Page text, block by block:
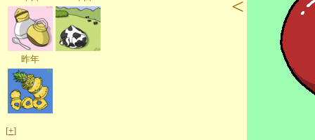
昨年
[+]
<